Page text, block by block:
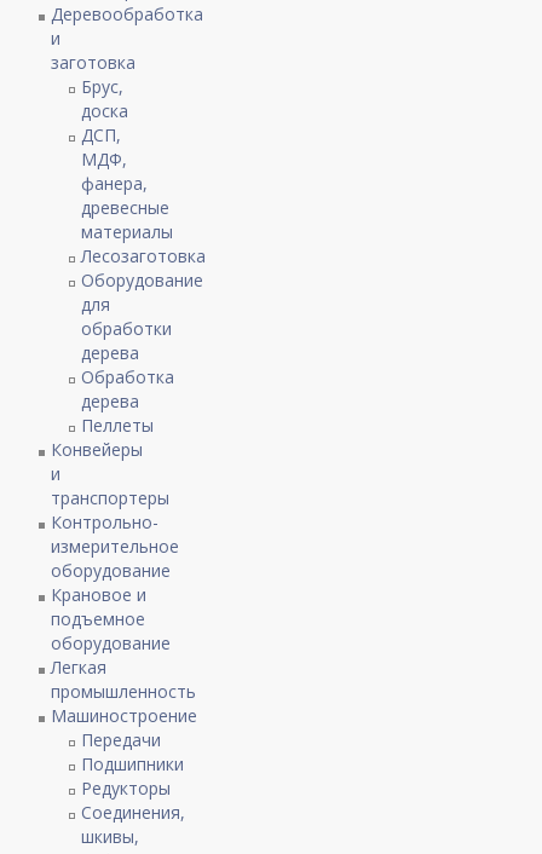
Деревообработка
и
заготовка
Брус,
доска
ДСП,
МДФ,
фанера,
древесные
материалы
Лесозаготовка
Оборудование
для
обработки
дерева
Обработка
дерева
Пеллеты
Конвейеры
и
транспортеры
Контрольно-
измерительное
оборудование
Крановое и
подъемное
оборудование
Легкая
промышленность
Машиностроение
Передачи
Подшипники
Редукторы
Соединения,
шкивы,